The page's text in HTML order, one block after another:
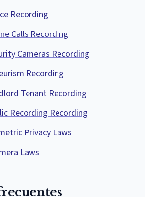
Recording
Calls Recording
Cameras Recording
Recording
Tenant Recording
Recording Recording
Privacy Laws
Laws